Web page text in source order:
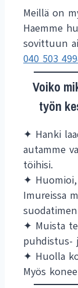
Meillä on
Haemme
sovittuun
040 503
Voiko
työn
✦ Hanki
autamme
töihisi.
✦
Imureissa
✦ Muista
puhdistus-
✦ Huolla
Myös